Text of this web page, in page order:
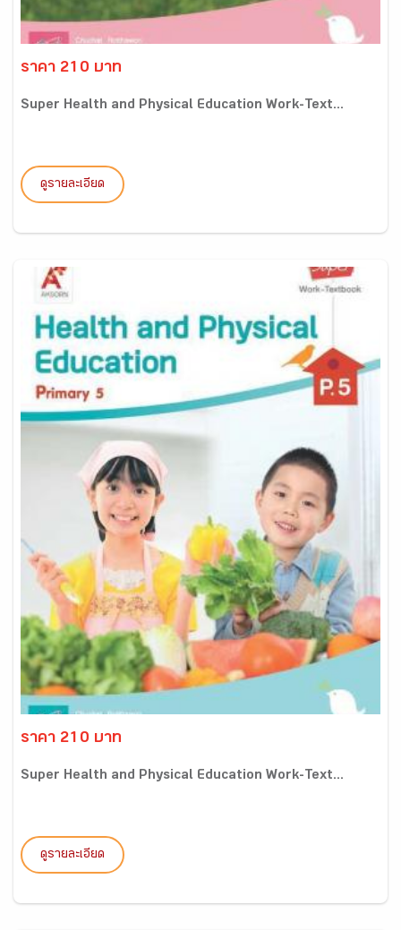
ราคา 210 บาท
Super Health and Physical Education Work-Text...
ดูรายละเอียด
ราคา 210 บาท
Super Health and Physical Education Work-Text...
ดูรายละเอียด